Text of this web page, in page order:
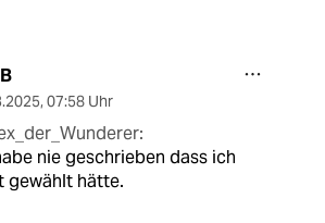
, 07:58 Uhr
nie geschrieben dass ich
gewählt hätte.